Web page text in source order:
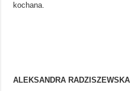
kochana.
ALEKSANDRA RADZISZEWSKA